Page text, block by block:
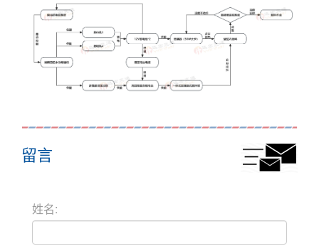
留言
姓名: